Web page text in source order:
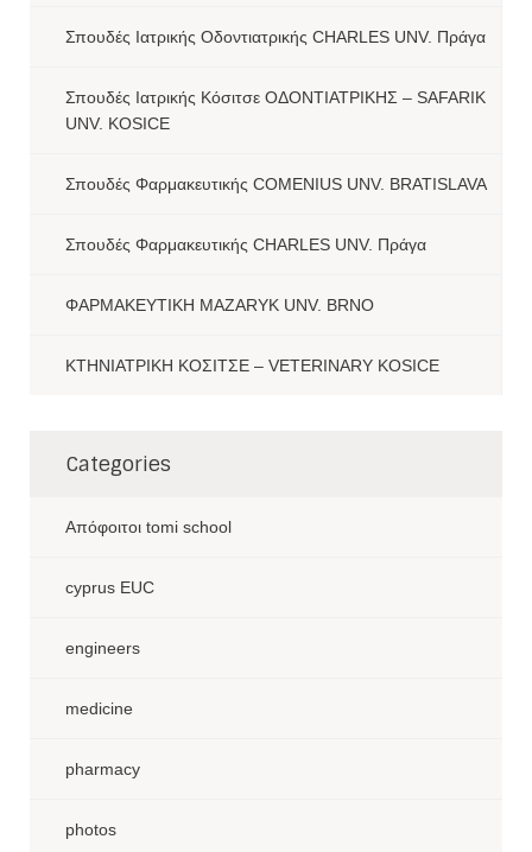
Σπουδές Ιατρικής Οδοντιατρικής CHARLES UNV. Πράγα
Σπουδές Ιατρικής Κόσιτσε ΟΔΟΝΤΙΑΤΡΙΚΗΣ – SAFARIK
UNV. KOSICE
Σπουδές Φαρμακευτικής COMENIUS UNV. BRATISLAVA
Σπουδές Φαρμακευτικής CHARLES UNV. Πράγα
ΦΑΡΜΑΚΕΥΤΙΚΗ MAZARYK UNV. BRNO
ΚΤΗΝΙΑΤΡΙΚΗ ΚΟΣΙΤΣΕ – VETERINARY KOSICE
Categories
Aπόφοιτοι tomi school
cyprus EUC
engineers
medicine
pharmacy
photos